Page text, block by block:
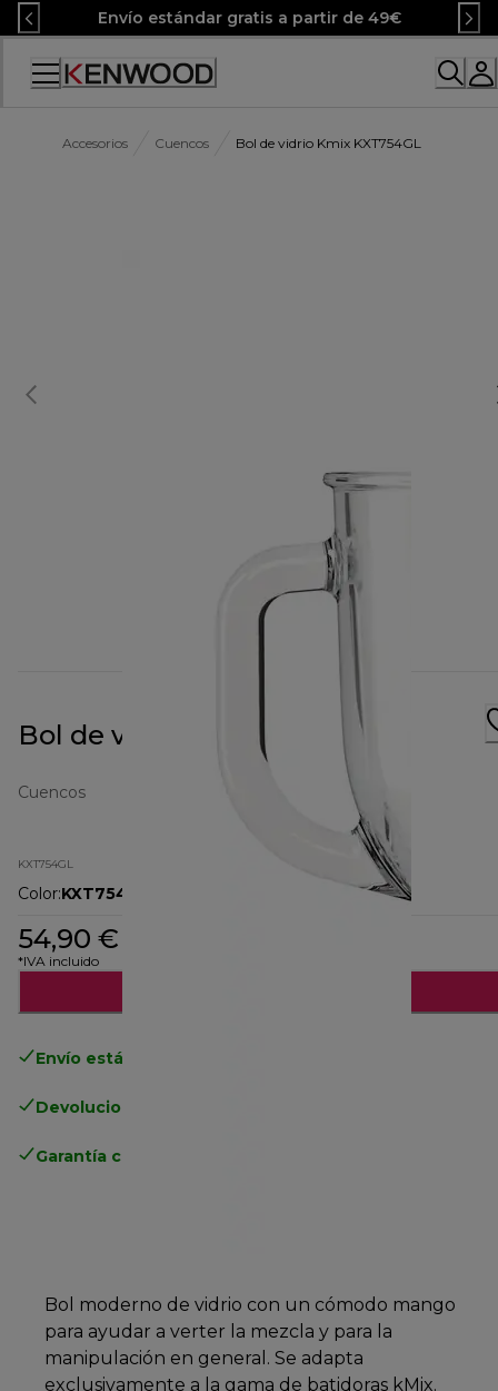
Skip
to
Content
Envío estándar gratis a partir de 49€
Accessibility
Accesorios Cuencos Bol de vidrio Kmix KXT754GL
Bol de vidrio Kmix KXT754GL
Cuencos
KXT754GL
Color:KXT754GL
54,90 €
*IVA incluido
Envío estándar gratuito
Devoluciones gratuitas
Garantía completa
Bol moderno de vidrio con un cómodo mango
para ayudar a verter la mezcla y para la
manipulación en general. Se adapta
exclusivamente a la gama de batidoras kMix.